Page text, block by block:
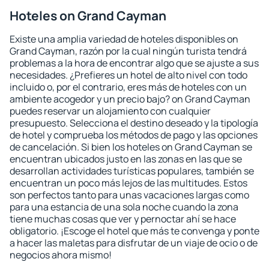
Hoteles on Grand Cayman
Existe una amplia variedad de hoteles disponibles on
Grand Cayman, razón por la cual ningún turista tendrá
problemas a la hora de encontrar algo que se ajuste a sus
necesidades. ¿Prefieres un hotel de alto nivel con todo
incluido o, por el contrario, eres más de hoteles con un
ambiente acogedor y un precio bajo? on Grand Cayman
puedes reservar un alojamiento con cualquier
presupuesto. Selecciona el destino deseado y la tipología
de hotel y comprueba los métodos de pago y las opciones
de cancelación. Si bien los hoteles on Grand Cayman se
encuentran ubicados justo en las zonas en las que se
desarrollan actividades turísticas populares, también se
encuentran un poco más lejos de las multitudes. Estos
son perfectos tanto para unas vacaciones largas como
para una estancia de una sola noche cuando la zona
tiene muchas cosas que ver y pernoctar ahí se hace
obligatorio. ¡Escoge el hotel que más te convenga y ponte
a hacer las maletas para disfrutar de un viaje de ocio o de
negocios ahora mismo!